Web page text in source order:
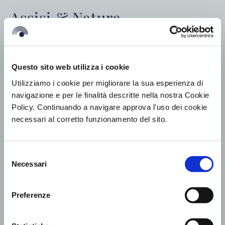
Questo sito web utilizza i cookie
Utilizziamo i cookie per migliorare la sua esperienza di
navigazione e per le finalità descritte nella nostra Cookie
Policy. Continuando a navigare approva l'uso dei cookie
necessari al corretto funzionamento del sito.
delNecessari
Preferenze
Assisi & Natura.
Se il motivo del tuo viaggio ad Assisi è quello di
percorsi e le escursioni adatte a te.
Esplora il maestoso Monte Subasio e lasciati
affascinare dai panorami mozzafiato e dai sentieri che
circonda la città. Oppure scopri la meraviglia
contemplazione situato sulle colline sopra Assisi, dove
meditazione e preghiera. Goditi la serenità e la